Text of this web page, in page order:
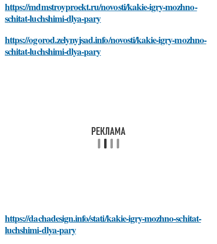
https://mdmstroyproekt.ru/novosti/kakie-igry-mozhno-
schitat-luchshimi-dlya-pary
https://ogorod.zelynyjsad.info/novosti/kakie-igry-mozhno-
schitat-luchshimi-dlya-pary
https://dachadesign.info/stati/kakie-igry-mozhno-schitat-
luchshimi-dlya-pary